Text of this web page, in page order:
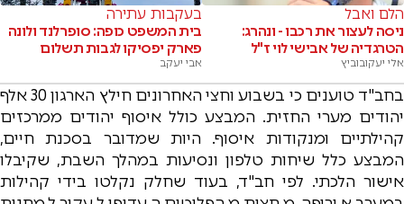
הלם ואבל
ניסה לעצור את רכבו - ונהרג:
הטרגדיה של אבישי לוי ז"ל
אלי יעקובוביץ
בעקבות עתירה
בית המשפט כופה: סופרלנד ולונה
פארק יפסיקו לגבות תשלום
אבי יעקב
בחב"ד טוענים כי בשבוע וחצי האחרונים חילץ הארגון 30 אלף
יהודים מערי החזית. המבצע כולל איסוף יהודים ממרכזים
קהילתיים ומנקודות איסוף. היות שמדובר בסכנת חיים,
המבצע כלל שיחות טלפון ונסיעות במהלך השבת, שקיבלו
אישור הלכתי. לפי חב"ד, בעוד שחלק נקלטו בידי קהילות